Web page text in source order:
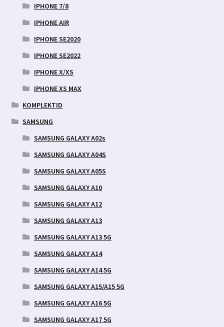
IPHONE 7/8
IPHONE AIR
IPHONE SE2020
IPHONE SE2022
IPHONE X/XS
IPHONE XS MAX
KOMPLEKTID
SAMSUNG
SAMSUNG GALAXY A02s
SAMSUNG GALAXY A04S
SAMSUNG GALAXY A05S
SAMSUNG GALAXY A10
SAMSUNG GALAXY A12
SAMSUNG GALAXY A13
SAMSUNG GALAXY A13 5G
SAMSUNG GALAXY A14
SAMSUNG GALAXY A14 5G
SAMSUNG GALAXY A15/A15 5G
SAMSUNG GALAXY A16 5G
SAMSUNG GALAXY A17 5G